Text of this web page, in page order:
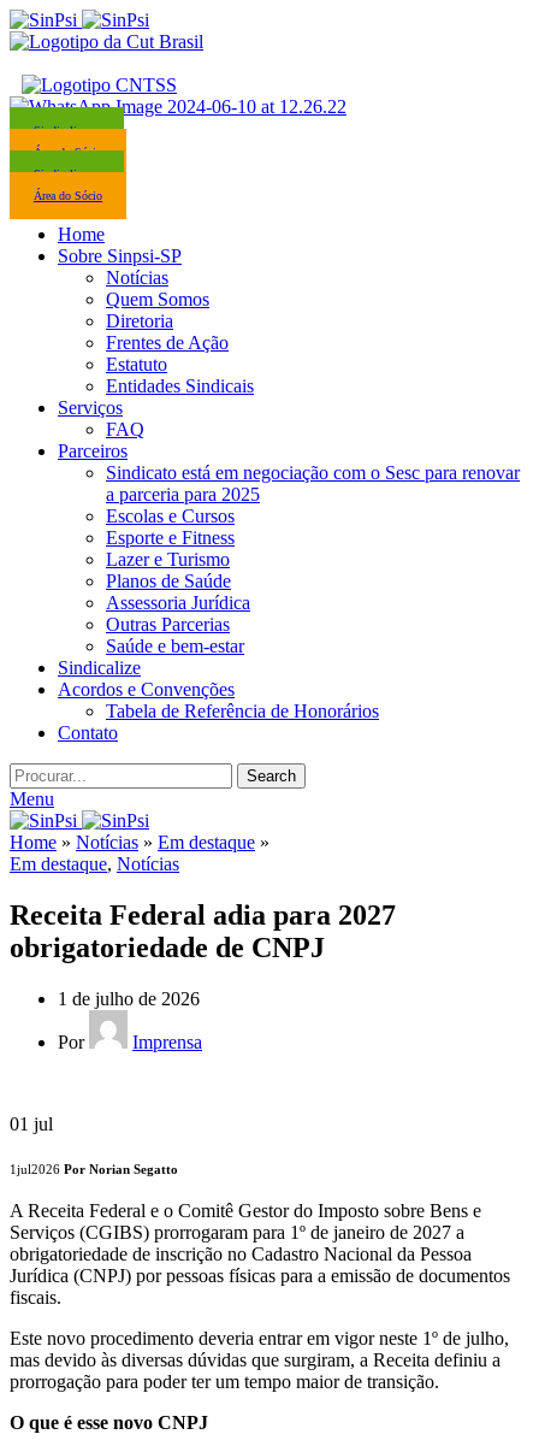
Sindicalize-se
Área do Sócio
Sindicalize-se
Área do Sócio
Home
Sobre Sinpsi-SP
Notícias
Quem Somos
Diretoria
Frentes de Ação
Estatuto
Entidades Sindicais
Serviços
FAQ
Parceiros
Sindicato está em negociação com o Sesc para renovar
a parceria para 2025
Escolas e Cursos
Esporte e Fitness
Lazer e Turismo
Planos de Saúde
Assessoria Jurídica
Outras Parcerias
Saúde e bem-estar
Sindicalize
Acordos e Convenções
Tabela de Referência de Honorários
Contato
Search
Menu
Home » Notícias » Em destaque »
Em destaque, Notícias
Receita Federal adia para 2027
obrigatoriedade de CNPJ
1 de julho de 2026
Por Imprensa
01 jul
1jul2026 Por Norian Segatto
A Receita Federal e o Comitê Gestor do Imposto sobre Bens e
Serviços (CGIBS) prorrogaram para 1º de janeiro de 2027 a
obrigatoriedade de inscrição no Cadastro Nacional da Pessoa
Jurídica (CNPJ) por pessoas físicas para a emissão de documentos
fiscais.
Este novo procedimento deveria entrar em vigor neste 1º de julho,
mas devido às diversas dúvidas que surgiram, a Receita definiu a
prorrogação para poder ter um tempo maior de transição.
O que é esse novo CNPJ